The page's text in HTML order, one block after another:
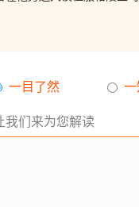
一目了然 一
我们来为您解读